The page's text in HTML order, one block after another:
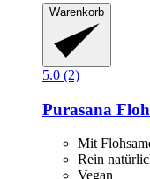
Warenkorb
5.0 (2)
Purasana
Mit
Rein
Vegan